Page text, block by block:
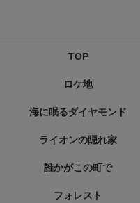
TOP
ロケ地
海に眠るダイヤモンド
ライオンの隠れ家
誰かがこの町で
フォレスト